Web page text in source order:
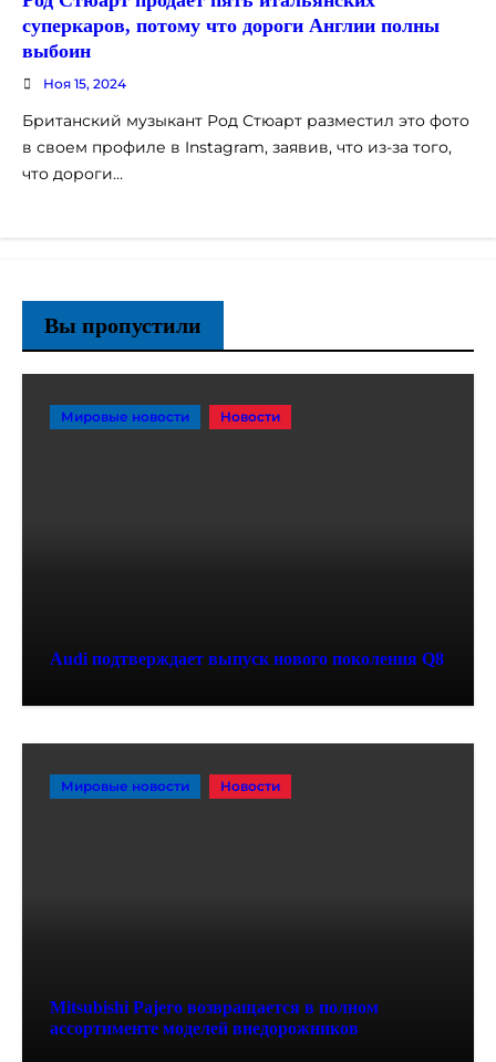
суперкаров, потому что дороги Англии полны
выбоин
Ноя 15, 2024
Британский музыкант Род Стюарт разместил это фото
в своем профиле в Instagram, заявив, что из-за того,
что дороги…
Вы пропустили
Мировые новости Новости
Audi подтверждает выпуск нового поколения Q8
Мировые новости Новости
Mitsubishi Pajero возвращается в полном
ассортименте моделей внедорожников